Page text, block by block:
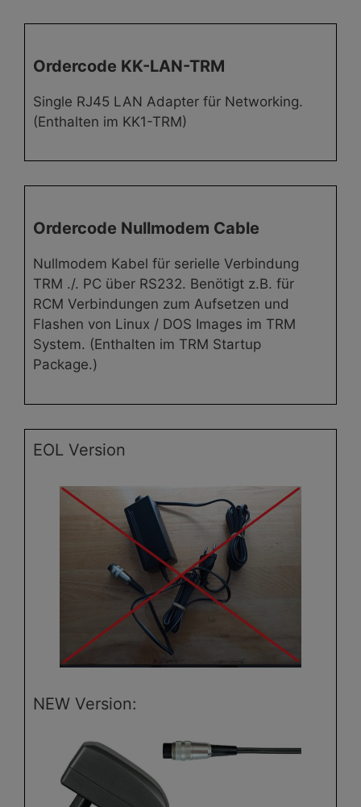
Ordercode KK-LAN-TRM
Single RJ45 LAN Adapter für Networking.
(Enthalten im KK1-TRM)
Ordercode Nullmodem Cable
Nullmodem Kabel für serielle Verbindung
TRM ./. PC über RS232. Benötigt z.B. für
RCM Verbindungen zum Aufsetzen und
Flashen von Linux / DOS Images im TRM
System. (Enthalten im TRM Startup
Package.)
EOL Version
NEW Version: